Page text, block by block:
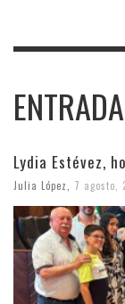
Lydia Estévez,
Julia López 7 agosto,